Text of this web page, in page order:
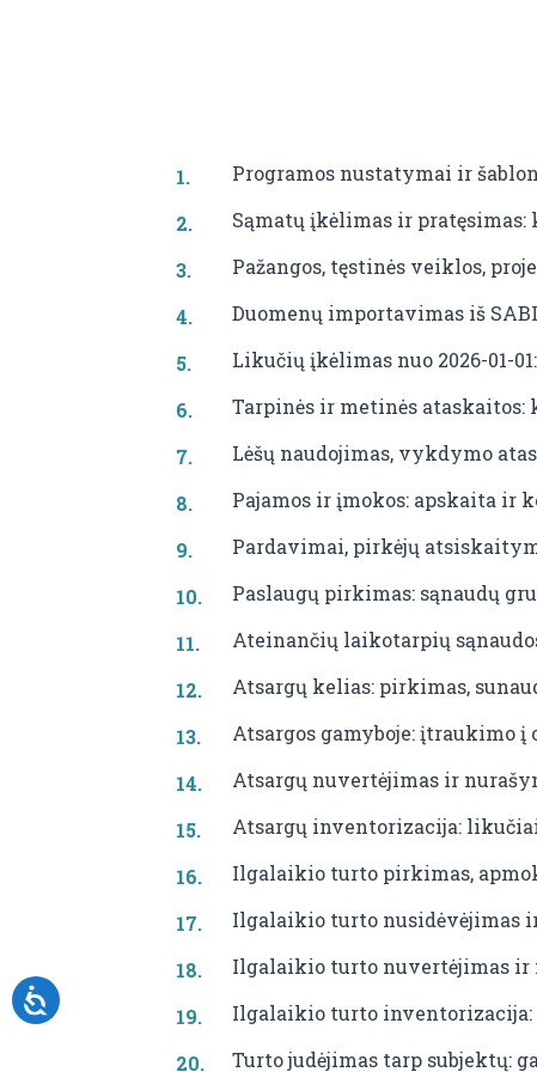
Programos nustatymai ir
Sąmatų įkėlimas ir
Pažangos, tęstinės veiklos,
Duomenų importavimas iš
Likučių įkėlimas nuo 2026-01-
Tarpinės ir metinės
Lėšų naudojimas, vykdymo
Pajamos ir įmokos: apskaita ir
Pardavimai, pirkėjų
Paslaugų pirkimas: sąnaudų
Ateinančių laikotarpių
Atsargų kelias: pirkimas,
Atsargos gamyboje: įtraukimo į
Atsargų nuvertėjimas ir
Atsargų inventorizacija:
Ilgalaikio turto pirkimas,
Ilgalaikio turto nusidėvėjimas
Ilgalaikio turto nuvertėjimas ir
Ilgalaikio turto
Turto judėjimas tarp subjektų: